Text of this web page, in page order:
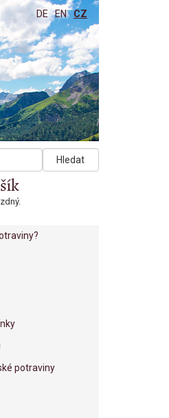
DE EN CZ
Hledat
potraviny